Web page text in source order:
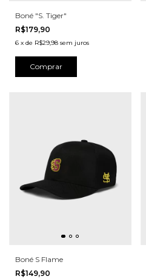
Boné "S. Tiger"
R$179,90
6 x de R$29,98 sem juros
Comprar
Boné S Flame
R$149,90